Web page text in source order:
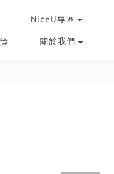
NiceU專區
關於我們